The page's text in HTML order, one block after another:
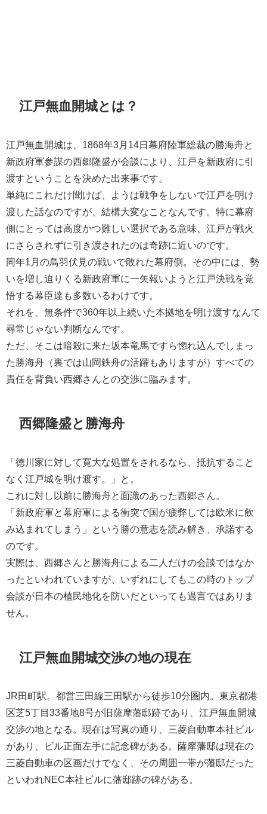
江戸無血開城とは？
江戸無血開城は、1868年3月14日幕府陸軍総裁の勝海舟と
新政府軍参謀の西郷隆盛が会談により、江戸を新政府に引
渡すということを決めた出来事です。
単純にこれだけ聞けば、ようは戦争をしないで江戸を明け
渡した話なのですが、結構大変なことなんです。特に幕府
側にとっては高度かつ難しい選択である意味、江戸が戦火
にさらされずに引き渡されたのは奇跡に近いのです。
同年1月の鳥羽伏見の戦いで敗れた幕府側。その中には、勢
いを増し迫りくる新政府軍に一矢報いようと江戸決戦を覚
悟する幕臣達も多数いるわけです。
それを、無条件で360年以上続いた本拠地を明け渡すなんて
尋常じゃない判断なんです。
ただ、そこは暗殺に来た坂本竜馬ですら惚れ込んでしまっ
た勝海舟（裏では山岡鉄舟の活躍もありますが）すべての
責任を背負い西郷さんとの交渉に臨みます。
西郷隆盛と勝海舟
「徳川家に対して寛大な処置をされるなら、抵抗すること
なく江戸城を明け渡す。」と。
これに対し以前に勝海舟と面識のあった西郷さん。
「新政府軍と幕府軍による衝突で国が疲弊しては欧米に飲
み込まれてしまう」という勝の意志を読み解き、承諾する
のです。
実際は、西郷さんと勝海舟による二人だけの会談ではなか
ったといわれていますが、いずれにしてもこの時のトップ
会談が日本の植民地化を防いだといっても過言ではありま
せん。
江戸無血開城交渉の地の現在
JR田町駅。都営三田線三田駅から徒歩10分圏内。東京都港
区芝5丁目33番地8号が旧薩摩藩邸跡であり、江戸無血開城
交渉の地となる。現在は写真の通り、三菱自動車本社ビル
があり、ビル正面左手に記念碑がある。薩摩藩邸は現在の
三菱自動車の区画だけでなく、その周囲一帯が藩邸だった
といわれNEC本社ビルに藩邸跡の碑がある。